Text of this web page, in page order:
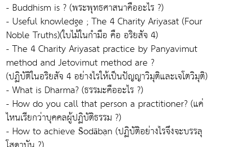
- Buddhism is ? (พระพุทธศาสนาคืออะไร ?)
- Useful knowledge ; The 4 Charity Ariyasat (Four
Noble Truths)(ใบไม้ในกำมือ คือ อริยสัจ 4)
- The 4 Charity Ariyasat practice by Panyavimut
method and Jetovimut method are ?
(ปฏิบัติในอริยสัจ 4 อย่างไรให้เป็นปัญญาวิมุติและเจโตวิมุติ)
- What is Dharma? (ธรรมะคืออะไร ?)
- How do you call that person a practitioner? (แค่
ไหนเรียกว่าบุคคลผู้ปฏิบัติธรรม ?)
- How to achieve S̄odābạn (ปฏิบัติอย่างไรจึงจะบรรลุ